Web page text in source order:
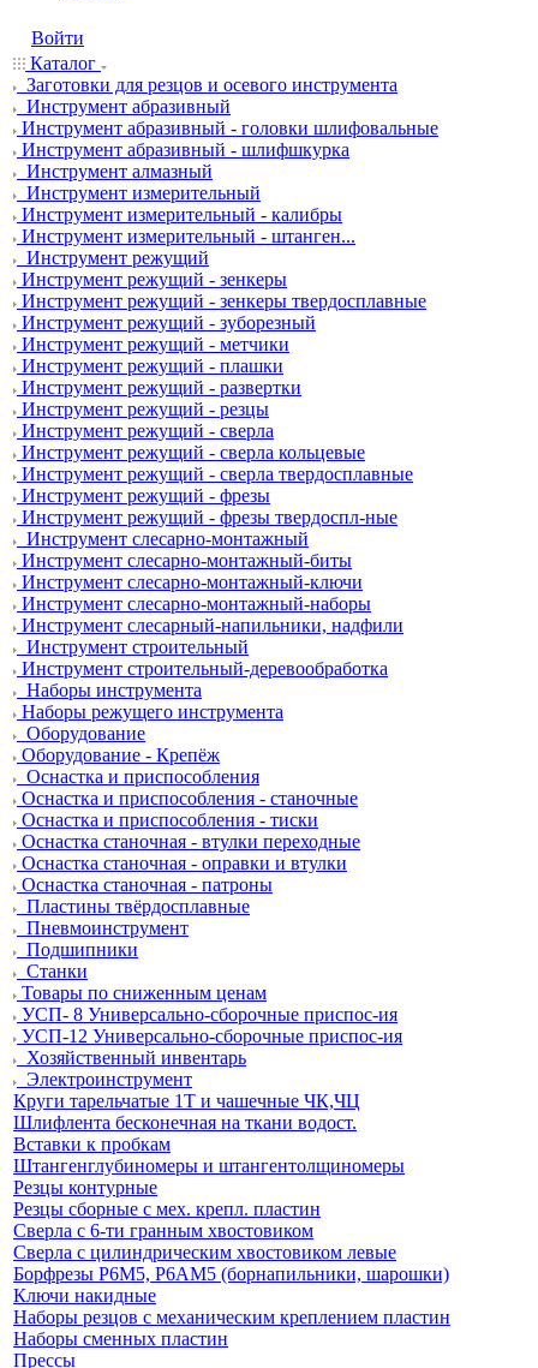
Войти
Каталог
Заготовки для резцов и осевого инструмента
Инструмент абразивный
Инструмент абразивный - головки шлифовальные
Инструмент абразивный - шлифшкурка
Инструмент алмазный
Инструмент измерительный
Инструмент измерительный - калибры
Инструмент измерительный - штанген...
Инструмент режущий
Инструмент режущий - зенкеры
Инструмент режущий - зенкеры твердосплавные
Инструмент режущий - зуборезный
Инструмент режущий - метчики
Инструмент режущий - плашки
Инструмент режущий - развертки
Инструмент режущий - резцы
Инструмент режущий - сверла
Инструмент режущий - сверла кольцевые
Инструмент режущий - сверла твердосплавные
Инструмент режущий - фрезы
Инструмент режущий - фрезы твердоспл-ные
Инструмент слесарно-монтажный
Инструмент слесарно-монтажный-биты
Инструмент слесарно-монтажный-ключи
Инструмент слесарно-монтажный-наборы
Инструмент слесарный-напильники, надфили
Инструмент строительный
Инструмент строительный-деревообработка
Наборы инструмента
Наборы режущего инструмента
Оборудование
Оборудование - Крепёж
Оснастка и приспособления
Оснастка и приспособления - станочные
Оснастка и приспособления - тиски
Оснастка станочная - втулки переходные
Оснастка станочная - оправки и втулки
Оснастка станочная - патроны
Пластины твёрдосплавные
Пневмоинструмент
Подшипники
Станки
Товары по сниженным ценам
УСП- 8 Универсально-сборочные приспос-ия
УСП-12 Универсально-сборочные приспос-ия
Хозяйственный инвентарь
Электроинструмент
Круги тарельчатые 1Т и чашечные ЧК,ЧЦ
Шлифлента бесконечная на ткани водост.
Вставки к пробкам
Штангенглубиномеры и штангентолщиномеры
Резцы контурные
Резцы сборные с мех. крепл. пластин
Сверла с 6-ти гранным хвостовиком
Сверла с цилиндрическим хвостовиком левые
Борфрезы Р6М5, Р6АМ5 (борнапильники, шарошки)
Ключи накидные
Наборы резцов с механическим креплением пластин
Наборы сменных пластин
Прессы